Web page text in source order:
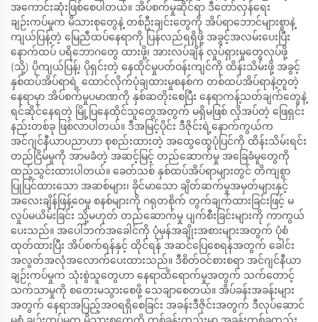
အကောင်းဆုံးဖြစ်စေပါတယ်။ အိပ်စက်မှုဆိုင်ရာ ဒီတော်လှန်ရေး
ချဉ်းကပ်မှုက မိသားစုတွေနဲ့ တစ်ဦးချင်းတွေကို အိပ်ရာဘောင်များစွာနဲ့
ကျယ်ပြန့်တဲ့ မြေညီထပ်နေရာကို ပြန်လည်ရရှိဖို့ အခွင့်အလမ်းပေးပြီး
နောက်ထပ် ပရိဘောဂတွေ ထားဖို့၊ အားလပ်ချိန် လှုပ်ရှားမှုတွေလုပ်ဖို့
(သို့) ပိုကျယ်ပြန့်၊ ပိုရှင်းတဲ့ နေထိုင်မှုပတ်ဝန်းကျင်ကို ထိန်းသိမ်းဖို့ အခွင့်
နှစ်ထပ်အိပ်ရာရဲ့ ထောင်လိုက်ပုံချထားမှုစနစ်က တစ်ထပ်အိပ်ရာနဲ့တူတဲ့
နေရာမှာ အိပ်စက်မှုပမာဏကို နှစ်ဆတိုးစေပြီး နေရာကန့်သတ်ချက်တွေနဲ့
ရင်ဆိုင်နေရတဲ့ မြို့ပြနေထိုင်သူတွေအတွက် မရှိမဖြစ် လိုအပ်တဲ့ ဖြေရှင်း
နည်းတစ်ခု ဖြစ်လာပါတယ်။ ဒီအမြင့်ပိုင်း ဒီဇိုင်းရဲ့နောက်ကွယ်က
အင်ဂျင်နီယာပညာဟာ စုစည်းထားတဲ့ အထွေထွေပုံပြင်ကို ထိန်းသိမ်းရင်း
တည်ငြိမ်မှုကို အာမခံတဲ့ အဆင့်မြင့် တည်ဆောက်မှု အခြေခံမူတွေကို
ထည့်သွင်းထားပါတယ်။ ခေတ်သစ် နှစ်ထပ်အိပ်ရာများတွင် တိကျစွာ
ပြုပြင်ထားသော အဆစ်များ၊ ခိုင်မာသော ချိတ်ဆက်မှုအမှတ်များနှင့်
အလေးချိန်ဖြန့်ဝေမှု စနစ်များကို ဂရုတစိုက် တွက်ချက်ထားခြင်းဖြင့် မ
လှုပ်မယိမ်းခြင်း သို့မဟုတ် တည်ဆောက်မှု ပျက်စီးခြင်းများကို ကာကွယ်
ပေးသည်။ အပေါ်ဘက်အခေါင်ကို ပုံမှန်အချိုးအစားများအတွက် ပုံစံ
ထုတ်ထားပြီး အိပ်စက်ရန်နှင့် ထိုင်ရန် အဆင်ပြေစေရန်အတွက် ခေါင်း
အလွတ်အလုံအလောက်ပေးထားသည်။ ဒီစိတ်ဝင်စားစရာ အင်ဂျင်နီယာ
ချဉ်းကပ်မှုက သုံးစွဲသူတွေဟာ နေရာထိရောက်မှုအတွက် သက်တောင့်
သက်သာမှုကို စတေးမသွားစေဖို့ သေချာစေတယ်။ အိပ်ခန်းအခန်းများ
အတွက် နေရာအပြည့်အဝရရှိစေခြင်း အခန်းဒီဇိုင်းအတွက် ဒီလုပ်ဆောင်